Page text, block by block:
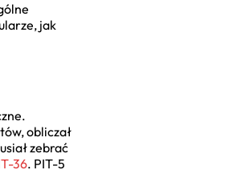
jak
obliczał
zebrać
36. PIT-5